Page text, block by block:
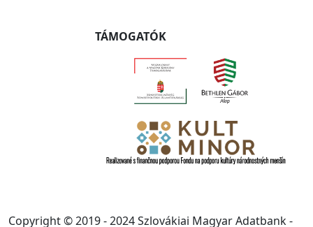
TÁMOGATÓK
Copyright © 2019 - 2024 Szlovákiai Magyar Adatbank -